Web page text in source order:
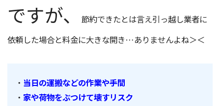
ですが、
節約できたとは言え引っ越し業者に
依頼した場合と料金に大きな開き…ありませんよね＞＜
・ 当日の運搬などの作業や手間
・家や荷物をぶつけて壊すリスク